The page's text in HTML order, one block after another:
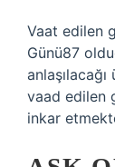
Vaat edilen
Günü87
vaad edilen
inkar